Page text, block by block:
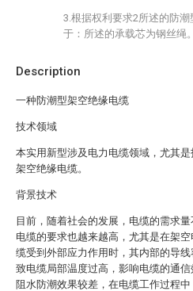
Description
一种防潮型架空绝缘电缆
技术领域
本实用新型涉及电力电缆领域，尤其
架空绝缘电缆。
背景技术
目前，随着社会的发展，电缆的需求
电缆的要求也越来越高，尤其是在架
缆受到外部应力作用时，其内部的导
致电缆局部温度过高，影响电缆的通
阻水防潮效果较差，在电缆工作过程
3.根据权利要求2所述的防
于：所述的承载芯为钢丝绳。